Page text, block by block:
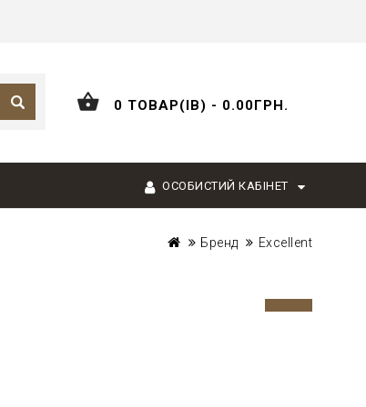
0 ТОВАР(ІВ) - 0.00ГРН.
ОСОБИСТИЙ КАБІНЕТ
Бренд Excellent